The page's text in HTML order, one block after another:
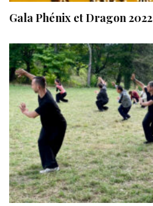
Gala Phénix et Dragon 2022